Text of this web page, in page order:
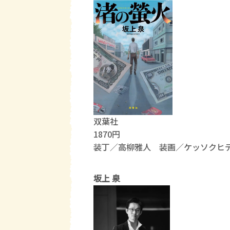
双葉社
1870円
装丁／高柳雅人 装画／ケッソクヒ
坂上 泉